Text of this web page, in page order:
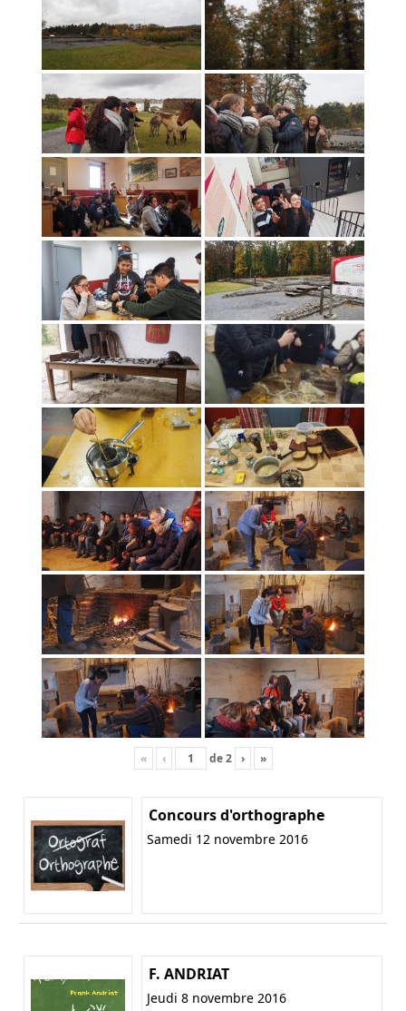
« ‹ de2 › »
Concours d'orthographe
Samedi 12 novembre 2016
F. ANDRIAT
Jeudi 8 novembre 2016